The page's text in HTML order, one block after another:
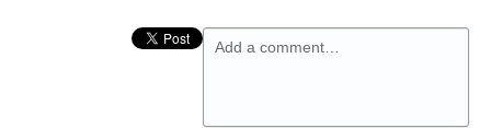
Add a comment…